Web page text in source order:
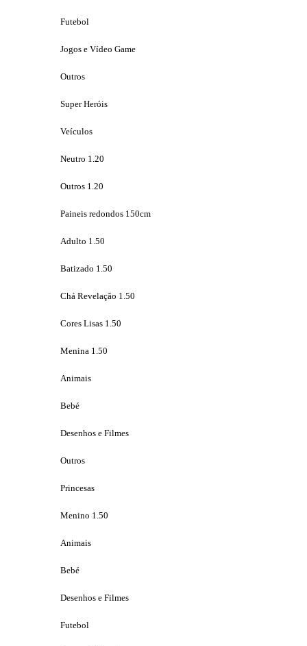
Futebol
Jogos e Vídeo Game
Outros
Super Heróis
Veículos
Neutro 1.20
Outros 1.20
Paineis redondos 150cm
Adulto 1.50
Batizado 1.50
Chá Revelação 1.50
Cores Lisas 1.50
Menina 1.50
Animais
Bebé
Desenhos e Filmes
Outros
Princesas
Menino 1.50
Animais
Bebé
Desenhos e Filmes
Futebol